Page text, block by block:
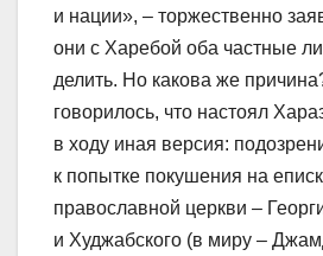
и нации», – торжественно
они с Харебой оба частные
делить. Но какова же
говорилось, что настоял
в ходу иная версия:
к попытке покушения на
православной церкви –
и Худжабского (в миру –